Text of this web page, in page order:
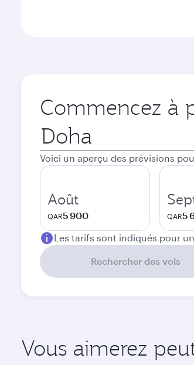
Commencez à
Ville
de
départ
Voici un aperçu des prévisions
Août
QAR5 900 QAR5
Les tarifs sont indiqués pour
Rechercher des vols
Vous aimerez